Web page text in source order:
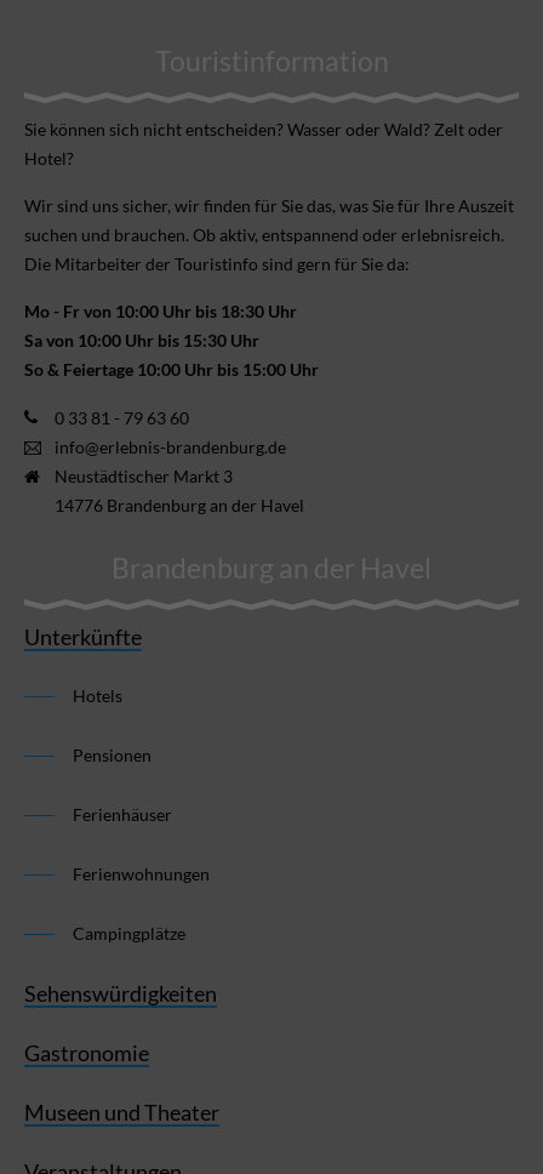
Touristinformation
Sie können sich nicht ent­scheiden? Wasser oder Wald? Zelt oder
Hotel?
Wir sind uns sicher, wir finden für Sie das, was Sie für Ihre Aus­zeit
suchen und brauchen. Ob aktiv, ent­spannend oder erlebnis­reich.
Die Mitarbeiter der Touristinfo sind gern für Sie da:
Mo - Fr von 10:00 Uhr bis 18:30 Uhr
Sa von 10:00 Uhr bis 15:30 Uhr
So & Feiertage 10:00 Uhr bis 15:00 Uhr
0 33 81 - 79 63 60
info@erlebnis-brandenburg.de
Neustädtischer Markt 3
14776 Brandenburg an der Havel
Brandenburg an der Havel
Unterkünfte
Hotels
Pensionen
Ferienhäuser
Ferienwohnungen
Campingplätze
Sehenswürdigkeiten
Gastronomie
Museen und Theater